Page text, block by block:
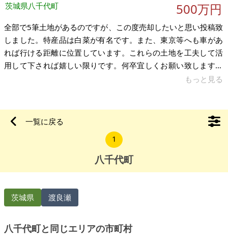
茨城県八千代町 500万円
全部で5筆土地があるのですが、この度売却したいと思い投稿致
しました。特産品は白菜が有名です。また、東京等へも車があ
れば行ける距離に位置しています。これらの土地を工夫して活
用して下されば嬉しい限りです。何卒宜しくお願い致します。
【物件概要】※土地のみの物件です 場所：茨城県結城郡八千代
もっと見る
一覧に戻る
1
八千代町
茨城県 渡良瀬
八千代町と同じエリアの市町村